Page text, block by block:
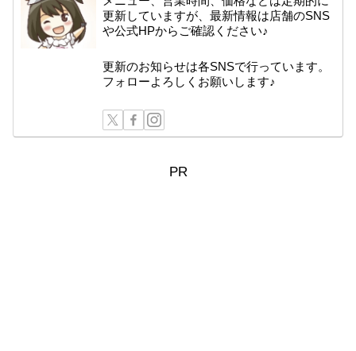
更新していますが、最新情報は店舗のSNS
や公式HPからご確認ください♪
更新のお知らせは各SNSで行っています。
フォローよろしくお願いします♪
PR